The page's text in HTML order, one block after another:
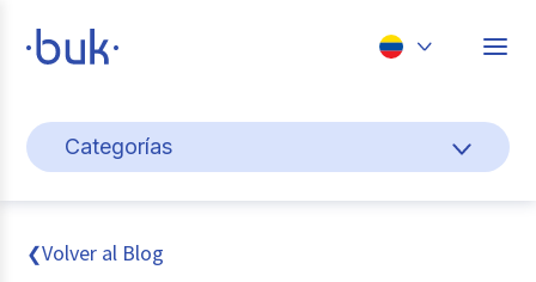
Perú
Categorías
Cultura y bienestar laboral
Gestión de personas
❮Volver al Blog